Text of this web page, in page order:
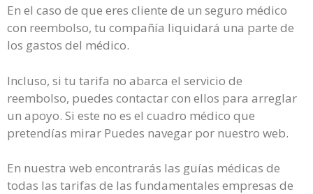
En el caso de que eres cliente de un seguro médico
con reembolso, tu compañía liquidará una parte de
los gastos del médico.
Incluso, si tu tarifa no abarca el servicio de
reembolso, puedes contactar con ellos para arreglar
un apoyo. Si este no es el cuadro médico que
pretendías mirar Puedes navegar por nuestro web.
En nuestra web encontrarás las guías médicas de
todas las tarifas de las fundamentales empresas de